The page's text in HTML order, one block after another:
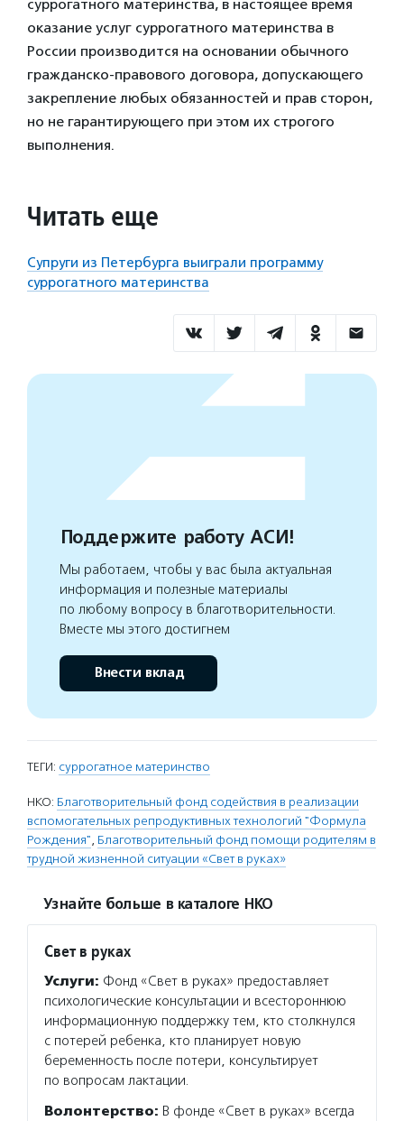
суррогатного материнства, в настоящее время
оказание услуг суррогатного материнства в
России производится на основании обычного
гражданско-правового договора, допускающего
закрепление любых обязанностей и прав сторон,
но не гарантирующего при этом их строгого
выполнения.
Читать еще
Супруги из Петербурга выиграли программу
суррогатного материнства
Поддержите работу АСИ!
Мы работаем, чтобы у вас была актуальная
информация и полезные материалы
по любому вопросу в благотворительности.
Вместе мы этого достигнем
Внести вклад
ТЕГИ: суррогатное материнство
НКО: Благотворительный фонд содействия в реализации
вспомогательных репродуктивных технологий "Формула
Рождения", Благотворительный фонд помощи родителям в
трудной жизненной ситуации «Свет в руках»
Узнайте больше в каталоге НКО
Свет в руках
Услуги: Фонд «Свет в руках» предоставляет
психологические консультации и всестороннюю
информационную поддержку тем, кто столкнулся
с потерей ребенка, кто планирует новую
беременность после потери, консультирует
по вопросам лактации.
Волонтерство: В фонде «Свет в руках» всегда